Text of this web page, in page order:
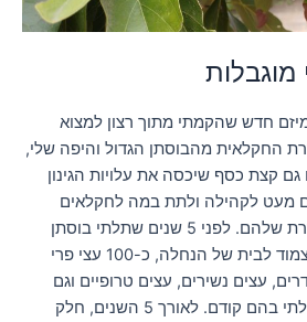
מוגבלות
חדש שהקמתי מתוך רצון למצוא
החקלאית מהבוסתן הגדול והיפה שלי,
קצת כסף שיכסה את עלויות הגינון
מעט לקהילה ולתת במה לחקלאים
מקומיים לשווק את התוצרת שלהם. לפני 5 שנים שתלתי בוסתן
יפיפה בשטח החקלאי הצמוד לבית של הנחלה, כ-100 עצי פרי
עצים נשירים, עצים טרופיים וגם
כאלה שאף פעם לא נתקלתי בהם קודם. לאורך 5 השנים, חלק